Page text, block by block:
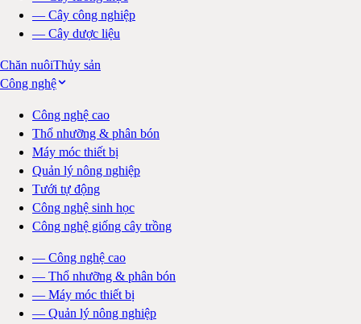
— Cây công nghiệp
— Cây dược liệu
Chăn nuôiThủy sản
Công nghệ
Công nghệ cao
Thổ nhưỡng & phân bón
Máy móc thiết bị
Quản lý nông nghiệp
Tưới tự động
Công nghệ sinh học
Công nghệ giống cây trồng
— Công nghệ cao
— Thổ nhưỡng & phân bón
— Máy móc thiết bị
— Quản lý nông nghiệp